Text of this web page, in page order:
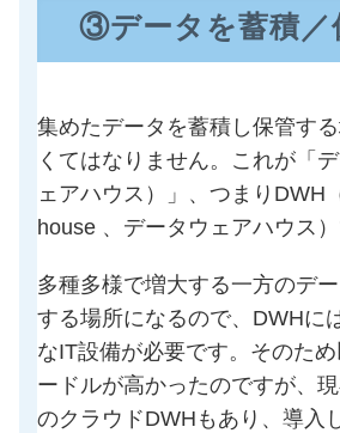
③データを蓄積／
集めたデータを蓄積し保管す
くてはなりません。これが「
ェアハウス）」、つまりDWH
house 、データウェアハウス）
多種多様で増大する一方のデ
する場所になるので、DWHに
なIT設備が必要です。そのた
ードルが高かったのですが、
のクラウドDWHもあり、導入